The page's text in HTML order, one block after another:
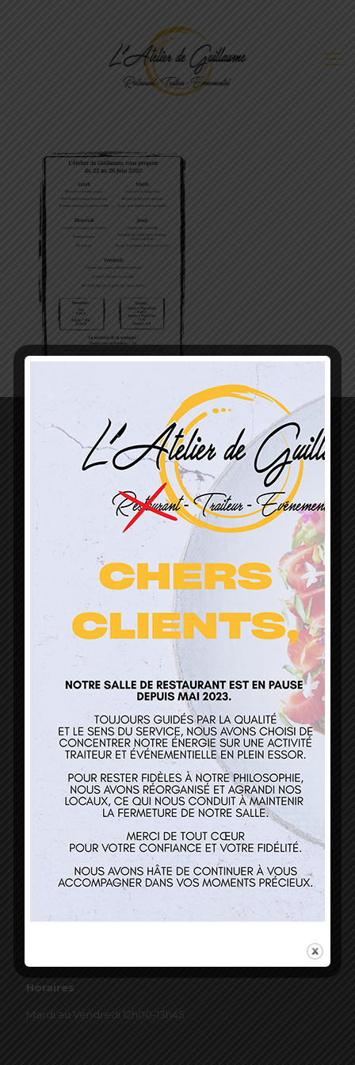
L’Atelier de Guillaume
1 Lieu Dit Sur Les Prés
68160 Sainte Marie Aux Mines
contact@atelierdeguillaume.fr
Nos services
Restaurant
Contact
Horaires
Mardi au Vendredi 12h00-13h45